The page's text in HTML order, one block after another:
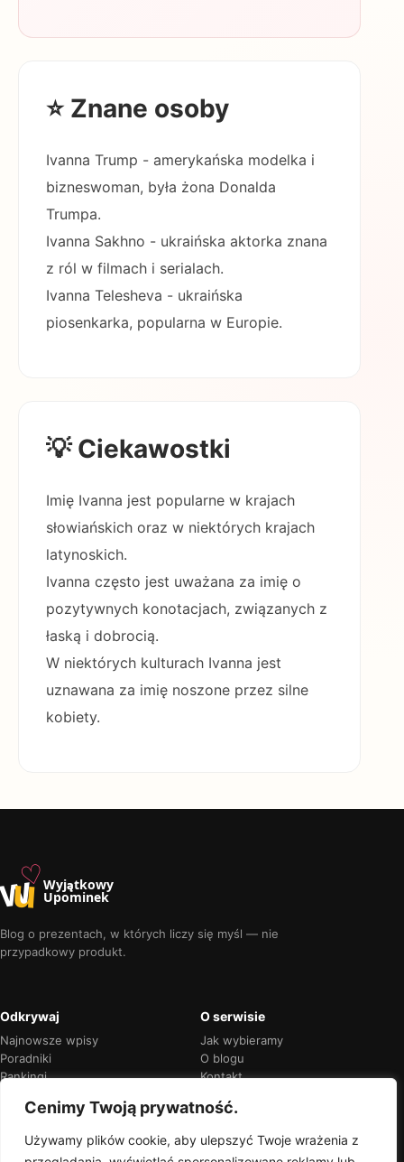
Cenimy Twoją prywatność.
Używamy plików cookie, aby ulepszyć Twoje wrażenia z
⭐ Znane osoby
Ivanna Trump - amerykańska modelka i
bizneswoman, była żona Donalda
Trumpa.
Ivanna Sakhno - ukraińska aktorka znana
z ról w filmach i serialach.
Ivanna Telesheva - ukraińska
piosenkarka, popularna w Europie.
💡 Ciekawostki
Imię Ivanna jest popularne w krajach
słowiańskich oraz w niektórych krajach
latynoskich.
Ivanna często jest uważana za imię o
pozytywnych konotacjach, związanych z
łaską i dobrocią.
W niektórych kulturach Ivanna jest
uznawana za imię noszone przez silne
kobiety.
u♡Wyjątkowy
Upominek
Blog o prezentach, w których liczy się myśl — nie
przypadkowy produkt.
Odkrywaj
Najnowsze wpisy
Poradniki
Rankingi
O serwisie
Jak wybieramy
O blogu
Kontakt